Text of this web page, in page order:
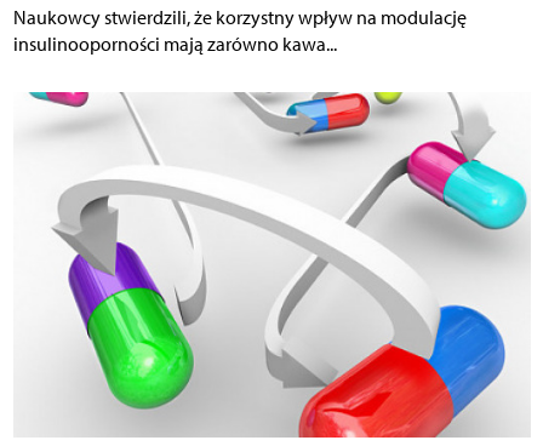
Naukowcy stwierdzili, że korzystny wpływ na modulację
insulinooporności mają zarówno kawa...